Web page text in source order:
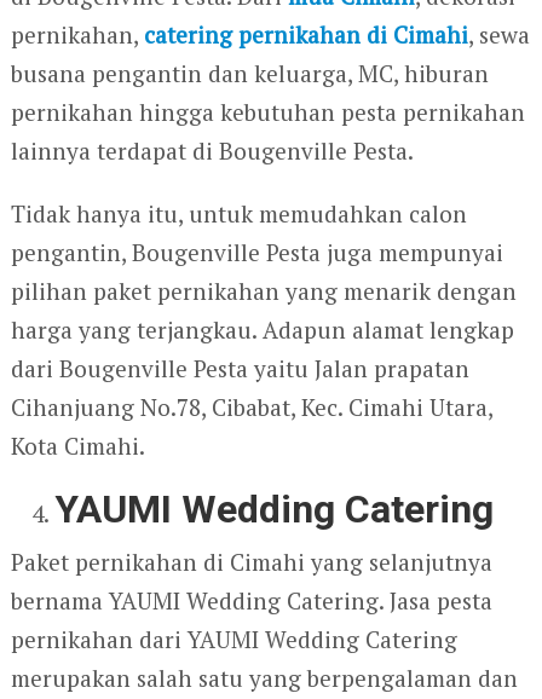
pernikahan, catering pernikahan di Cimahi, sewa
busana pengantin dan keluarga, MC, hiburan
pernikahan hingga kebutuhan pesta pernikahan
lainnya terdapat di Bougenville Pesta.
Tidak hanya itu, untuk memudahkan calon
pengantin, Bougenville Pesta juga mempunyai
pilihan paket pernikahan yang menarik dengan
harga yang terjangkau. Adapun alamat lengkap
dari Bougenville Pesta yaitu Jalan prapatan
Cihanjuang No.78, Cibabat, Kec. Cimahi Utara,
Kota Cimahi.
YAUMI Wedding Catering
Paket pernikahan di Cimahi yang selanjutnya
bernama YAUMI Wedding Catering. Jasa pesta
pernikahan dari YAUMI Wedding Catering
merupakan salah satu yang berpengalaman dan